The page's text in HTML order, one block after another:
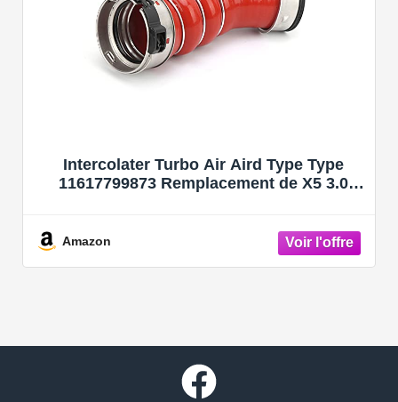
Intercolater Turbo Air Aird Type Type
11617799873 Remplacement de X5 3.0
Amazon